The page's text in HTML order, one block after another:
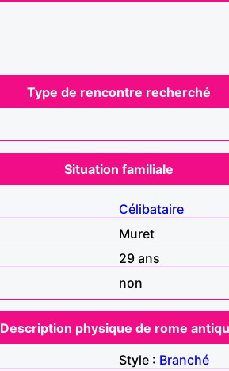
Type de rencontre recherché
Situation familiale
Célibataire
Muret
29 ans
non
Description physique de rome
Style : Branché